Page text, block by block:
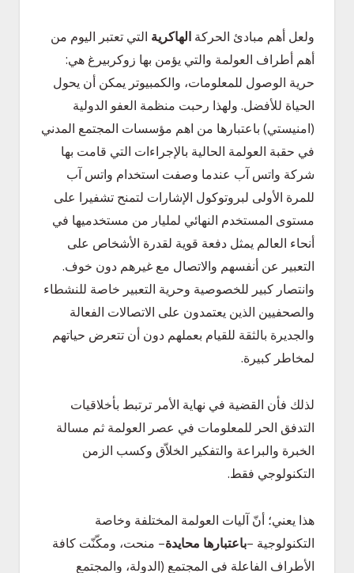
ولعل أهم مبادئ الحركة الهاكرية التي تعتبر اليوم من
أهم أطراف العولمة والتي يؤمن بها زوكربيرغ هي:
حرية الوصول للمعلومات، والكمبيوتر يمكن أن يحول
الحياة للأفضل. ولهذا رحبت منظمة العفو الدولية
(امنيستي) باعتبارها من اهم مؤسسات المجتمع المدني
في حقبة العولمة الحالية بالإجراءات التي قامت بها
شركة واتس آب عندما وصفت استخدام واتس آب
للمرة الأولى لبروتوكول الإشارات لتمنح تشفيرا على
مستوى المستخدم النهائي لمليار من مستخدميها في
أنحاء العالم يمثل دفعة قوية لقدرة الأشخاص على
التعبير عن أنفسهم والاتصال مع غيرهم دون خوف.
وانتصار كبير للخصوصية وحرية التعبير خاصة للنشطاء
والصحفيين الذين يعتمدون على الاتصالات الفعالة
والجديرة بالثقة للقيام بعملهم دون أن تتعرض حياتهم
لمخاطر كبيرة.
لذلك فأن القضية في نهاية الأمر ترتبط بأخلاقيات
التدفق الحر للمعلومات في عصر العولمة ثم مسالة
الخبرة والبراعة والتفكير الخلاّق وكسب الزمن
التكنولوجي فقط.
هذا يعني؛ أنّ آليات العولمة المختلفة وخاصة
التكنولوجية –باعتبارها محايدة– منحت، ومكّنّت كافة
الأطراف الفاعلة في المجتمع (الدولة، والمجتمع